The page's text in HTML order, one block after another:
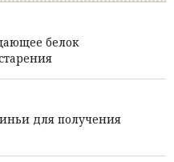
белок
для получения